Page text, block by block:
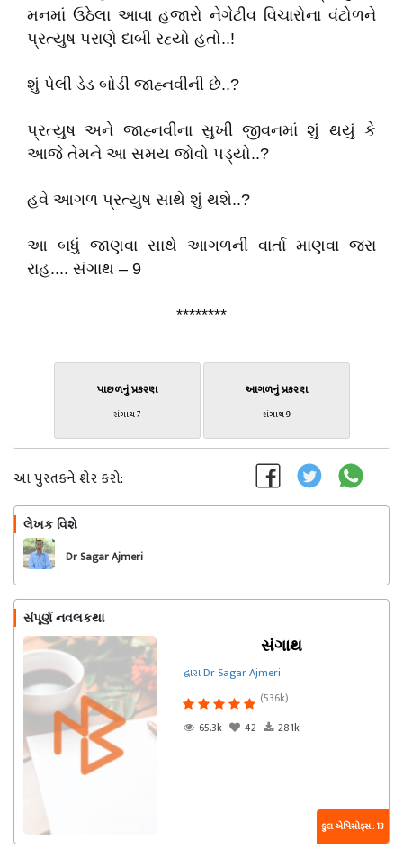
મનમાં ઉઠેલા આવા હજારો નેગેટીવ વિચારોના વંટોળને
પ્રત્યુષ પરાણે દાબી રહ્યો હતો..!
શું પેલી ડેડ બોડી જાહ્નવીની છે..?
પ્રત્યુષ અને જાહ્નવીના સુખી જીવનમાં શું થયું કે
આજે તેમને આ સમય જોવો પડ્યો..?
હવે આગળ પ્રત્યુષ સાથે શું થશે..?
આ બધું જાણવા સાથે આગળની વાર્તા માણવા જરા
રાહ.... સંગાથ – 9
********
પાછળનું પ્રકરણ
સંગાથ 7
આગળનું પ્રકરણ
સંગાથ 9
આ પુસ્તકને શેર કરો:
લેખક વિશે
Dr Sagar Ajmeri
સંપૂર્ણ નવલકથા
સંગાથ
દ્વારા Dr Sagar Ajmeri
(536k)
65.3k
42 28.1k
કુલ એપિસોડ્સ : 13